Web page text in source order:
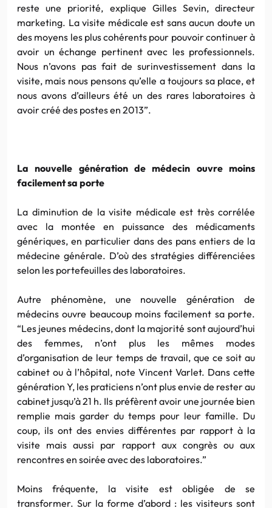
reste une priorité, explique Gilles Sevin, directeur
marketing. La visite médicale est sans aucun doute un
des moyens les plus cohérents pour pouvoir continuer à
avoir un échange pertinent avec les professionnels.
Nous n’avons pas fait de surinvestissement dans la
visite, mais nous pensons qu’elle a toujours sa place, et
nous avons d’ailleurs été un des rares laboratoires à
avoir créé des postes en 2013”.
La nouvelle génération de médecin ouvre moins
facilement sa porte
La diminution de la visite médicale est très corrélée
avec la montée en puissance des médicaments
génériques, en particulier dans des pans entiers de la
médecine générale. D’où des stratégies différenciées
selon les portefeuilles des laboratoires.
Autre phénomène, une nouvelle génération de
médecins ouvre beaucoup moins facilement sa porte.
“Les jeunes médecins, dont la majorité sont aujourd’hui
des femmes, n’ont plus les mêmes modes
d’organisation de leur temps de travail, que ce soit au
cabinet ou à l’hôpital, note Vincent Varlet. Dans cette
génération Y, les praticiens n’ont plus envie de rester au
cabinet jusqu’à 21 h. Ils préfèrent avoir une journée bien
remplie mais garder du temps pour leur famille. Du
coup, ils ont des envies différentes par rapport à la
visite mais aussi par rapport aux congrès ou aux
rencontres en soirée avec des laboratoires.”
Moins fréquente, la visite est obligée de se
transformer. Sur la forme d’abord : les visiteurs sont